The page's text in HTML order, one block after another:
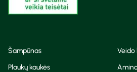
Šampūnas
Veido
Plaukų kaukės